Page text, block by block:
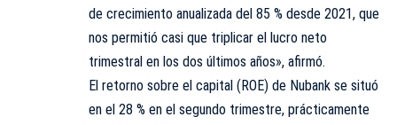
de crecimiento anualizada del 85 % desde 2021, que
nos permitió casi que triplicar el lucro neto
trimestral en los dos últimos años», afirmó.
El retorno sobre el capital (ROE) de Nubank se situó
en el 28 % en el segundo trimestre, prácticamente